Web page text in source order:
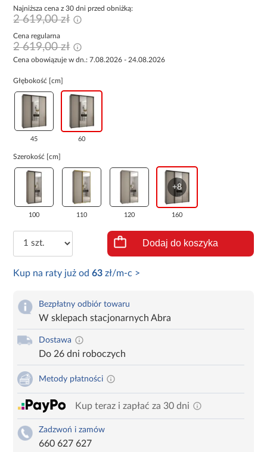
Najniższa cena z 30 dni przed obniżką:
2 619,00 zł
Cena regularna
2 619,00 zł
Cena obowiązuje w dn.: 7.08.2026 - 24.08.2026
Głębokość [cm]
45 60
Szerokość [cm]
100 110 120
+8
160
Dodaj do koszyka
Kup na raty już od63 zł/m-c >
Bezpłatny odbiór towaru
W sklepach stacjonarnych Abra
Dostawa
Do 26 dni roboczych
Metody płatności
Kup teraz i zapłać za 30 dni
Zadzwoń i zamów
660 627 627